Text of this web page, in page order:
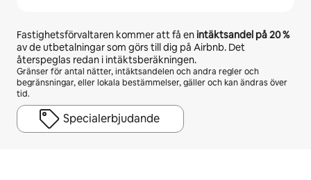
Fastighetsförvaltaren kommer att få enintäktsandel på20 %
av de utbetalningar som görs till dig på Airbnb. Det
återspeglas redan i intäktsberäkningen.
Gränser för antal nätter, intäktsandelen och andra regler och
begränsningar, eller lokala bestämmelser, gäller och kan ändras över
tid.
Specialerbjudande